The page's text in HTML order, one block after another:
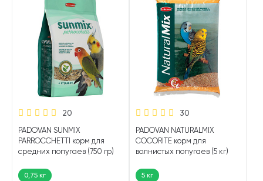
20
PADOVAN SUNMIX
PARROCCHETTI корм для
средних попугаев (750 гр)
0,75 кг
30
PADOVAN NATURALMIX
COCORITE корм для
волнистых попугаев (5 кг)
5 кг